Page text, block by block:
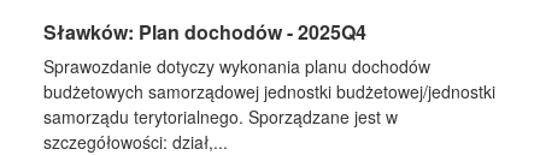
Sławków: Plan dochodów - 2025Q4
Sprawozdanie dotyczy wykonania planu dochodów
budżetowych samorządowej jednostki budżetowej/jednostki
samorządu terytorialnego. Sporządzane jest w
szczegółowości: dział,...